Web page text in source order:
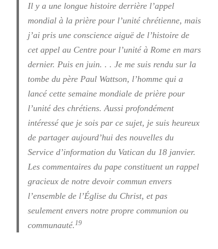
Il y a une longue histoire derrière l’appel
mondial à la prière pour l’unité chrétienne, mais
j’ai pris une conscience aiguë de l’histoire de
cet appel au Centre pour l’unité à Rome en mars
dernier. Puis en juin. . . Je me suis rendu sur la
tombe du père Paul Wattson, l’homme qui a
lancé cette semaine mondiale de prière pour
l’unité des chrétiens. Aussi profondément
intéressé que je sois par ce sujet, je suis heureux
de partager aujourd’hui des nouvelles du
Service d’information du Vatican du 18 janvier.
Les commentaires du pape constituent un rappel
gracieux de notre devoir commun envers
l’ensemble de l’Église du Christ, et pas
seulement envers notre propre communion ou
communauté. 19